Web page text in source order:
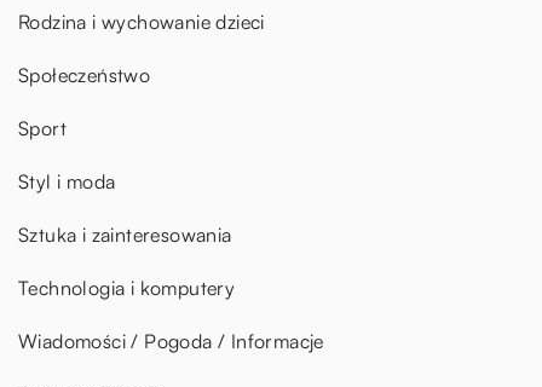
Rodzina i wychowanie dzieci
Społeczeństwo
Sport
Styl i moda
Sztuka i zainteresowania
Technologia i komputery
Wiadomości / Pogoda / Informacje